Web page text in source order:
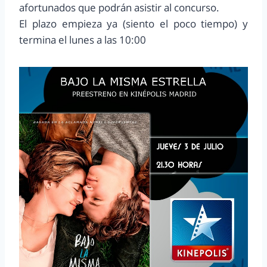
afortunados que podrán asistir al concurso.
El plazo empieza ya (siento el poco tiempo) y
termina el lunes a las 10:00